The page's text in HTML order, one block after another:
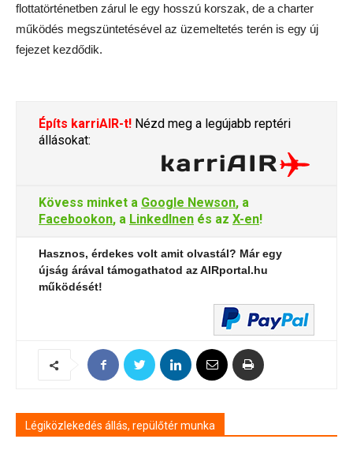
flottatörténetben zárul le egy hosszú korszak, de a charter
működés megszüntetésével az üzemeltetés terén is egy új
fejezet kezdődik.
Építs karriAIR-t! Nézd meg a legújabb reptéri
állásokat:
Kövess minket a Google Newson, a
Facebookon, a LinkedInen és az X-en!
Hasznos, érdekes volt amit olvastál? Már egy
újság árával támogathatod az AIRportal.hu
működését!
Légiközlekedés állás, repülőtér munka